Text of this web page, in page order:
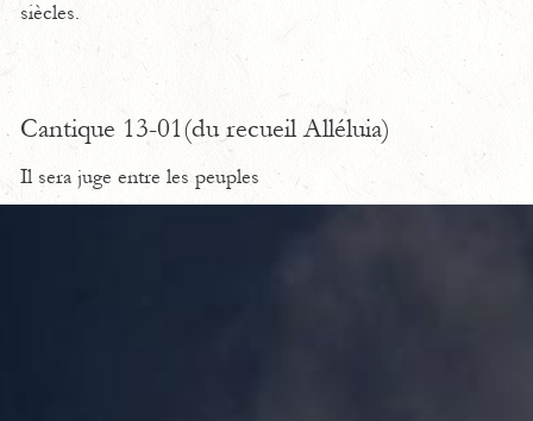
siècles.
Cantique 13-01(du recueil Alléluia)
Il sera juge entre les peuples